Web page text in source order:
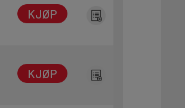
KJØP
KJØP